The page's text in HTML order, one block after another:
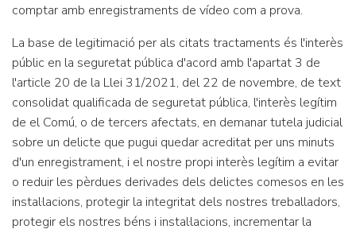
comptar amb enregistraments de vídeo com a prova.
La base de legitimació per als citats tractaments és l'interès
públic en la seguretat pública d'acord amb l'apartat 3 de
l'article 20 de la Llei 31/2021, del 22 de novembre, de text
consolidat qualificada de seguretat pública, l'interès legítim
de el Comú, o de tercers afectats, en demanar tutela judicial
sobre un delicte que pugui quedar acreditat per uns minuts
d'un enregistrament, i el nostre propi interès legítim a evitar
o reduir les pèrdues derivades dels delictes comesos en les
instal·lacions, protegir la integritat dels nostres treballadors,
protegir els nostres béns i instal·lacions, incrementar la